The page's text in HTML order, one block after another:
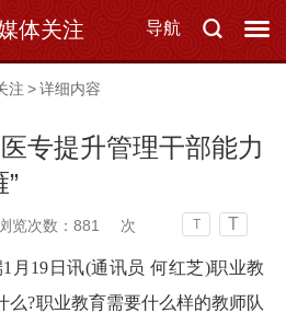
导航
体关注
注 >详细内容
专提升管理干部能力
览次数： 881 次 T T
月19日讯(通讯员 何红芝)职业教
么?职业教育需要什么样的教师队